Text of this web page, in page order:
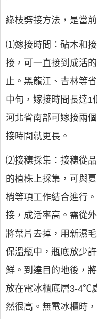
綠枝劈接方法，是當
⑴嫁接時間：砧木和
接，可一直接到成活
止。黑龍江、吉林等
中旬，嫁接時間長達1
河北省南部可嫁接兩
接時間就更長。
⑵接穗採集：接穗從
的植株上採集，可與
梢等項工作結合進行
接，成活率高。需從
將葉片去掉，用新濕
保溫瓶中，瓶底放少
鮮。到達目的地後，
放在電冰櫃底層3-4℃
然很高。無電冰櫃時